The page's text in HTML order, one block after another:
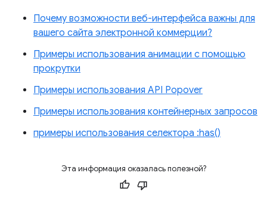
Почему возможности веб-интерфейса важны для
вашего сайта электронной коммерции?
Примеры использования анимации с помощью
прокрутки
Примеры использования API Popover
Примеры использования контейнерных запросов
примеры использования селектора :has()
Эта информация оказалась полезной?